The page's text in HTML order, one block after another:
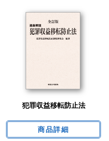
犯罪収益移転防止法